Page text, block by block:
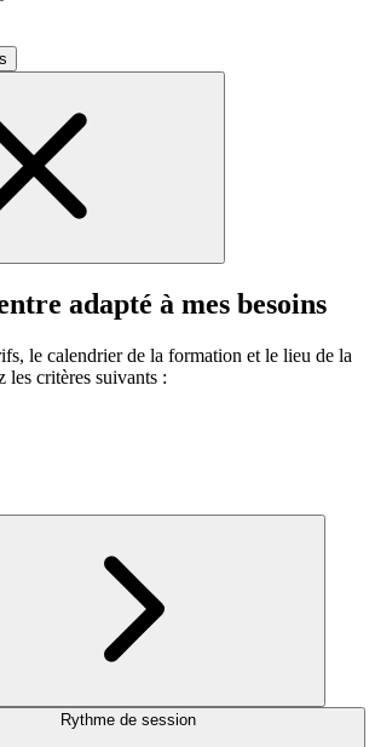
adapté à mes besoins
le calendrier de la formation et le lieu de la
les critères suivants :
Rythme de session